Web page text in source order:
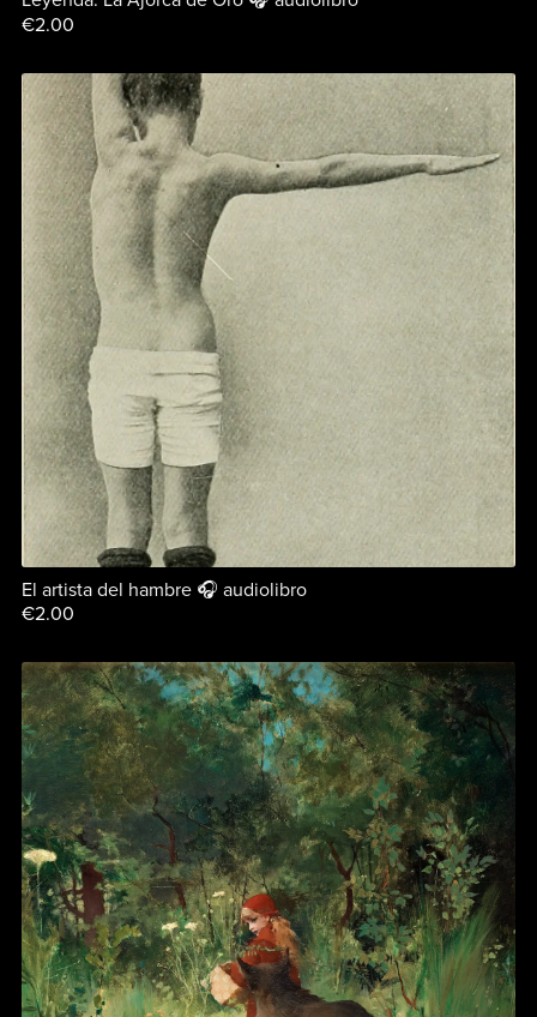
€2.00
El artista del hambre 🎧 audiolibro
€2.00